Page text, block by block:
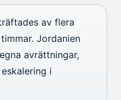
av flera
Jordanien
avrättningar,
i